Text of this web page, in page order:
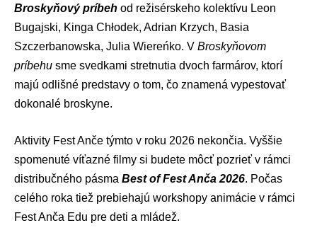
Broskyňový príbeh od režisérskeho kolektívu Leon
Bugajski, Kinga Chłodek, Adrian Krzych, Basia
Szczerbanowska, Julia Wiereńko. V Broskyňovom
príbehu sme svedkami stretnutia dvoch farmárov, ktorí
majú odlišné predstavy o tom, čo znamená vypestovať
dokonalé broskyne.
Aktivity Fest Anče týmto v roku 2026 nekončia. Vyššie
spomenuté víťazné filmy si budete môcť pozrieť v rámci
distribučného pásma Best of Fest Anča 2026. Počas
celého roka tiež prebiehajú workshopy animácie v rámci
Fest Anča Edu pre deti a mládež.